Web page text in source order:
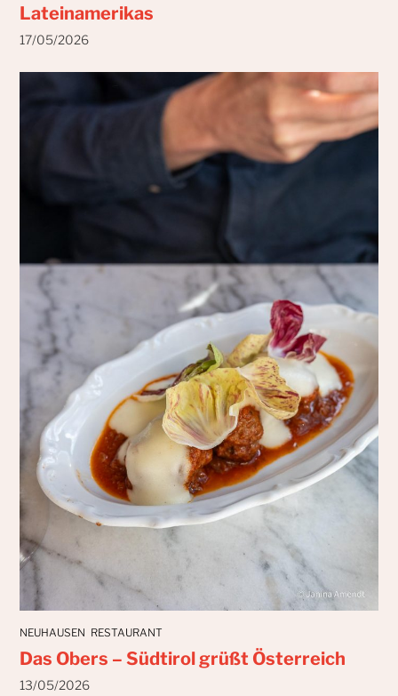
Lateinamerikas
17/05/2026
NEUHAUSEN RESTAURANT
Das Obers – Südtirol grüßt Österreich
13/05/2026